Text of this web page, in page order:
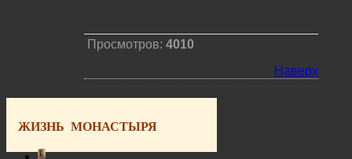
Просмотров:4010
Наверх
ЖИЗНЬ МОНАСТЫРЯ